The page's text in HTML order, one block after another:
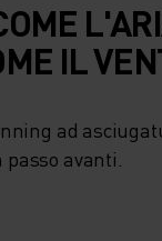
IL
ad
avanti.